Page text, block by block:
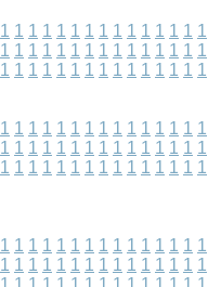
1 1 1 1 1 1 1 1 1 1 1 1 1 1 1
1 1 1 1 1 1 1 1 1 1 1 1 1 1 1
1 1 1 1 1 1 1 1 1 1 1 1 1 1 1
1 1 1 1 1 1 1 1 1 1 1 1 1 1 1
1 1 1 1 1 1 1 1 1 1 1 1 1 1 1
1 1 1 1 1 1 1 1 1 1 1 1 1 1 1
1 1 1 1 1 1 1 1 1 1 1 1 1 1 1
1 1 1 1 1 1 1 1 1 1 1 1 1 1 1